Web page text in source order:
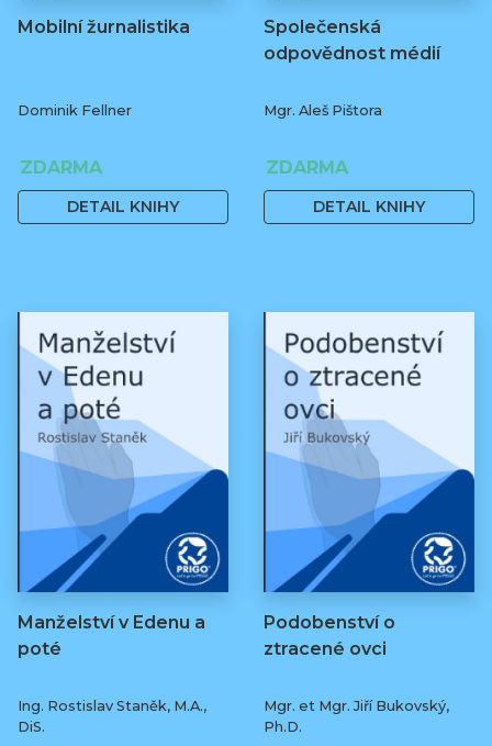
Mobilní žurnalistika
Dominik Fellner
ZDARMA
DETAIL KNIHY
Společenská
odpovědnost médií
Mgr. Aleš Pištora
ZDARMA
DETAIL KNIHY
Manželství v Edenu a
poté
Ing. Rostislav Staněk, M.A.,
DiS.
Podobenství o
ztracené ovci
Mgr. et Mgr. Jiří Bukovský,
Ph.D.